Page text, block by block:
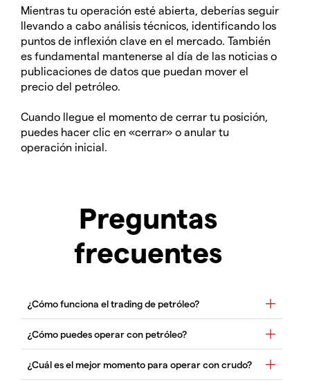
Mientras tu operación esté abierta, deberías seguir
llevando a cabo análisis técnicos, identificando los
puntos de inflexión clave en el mercado. También
es fundamental mantenerse al día de las noticias o
publicaciones de datos que puedan mover el
precio del petróleo.
Cuando llegue el momento de cerrar tu posición,
puedes hacer clic en «cerrar» o anular tu
operación inicial.
Preguntas
frecuentes